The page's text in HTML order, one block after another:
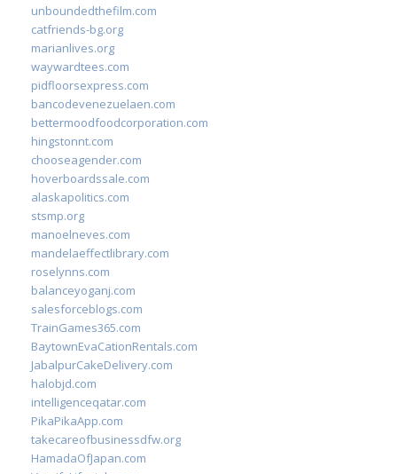
unboundedthefilm.com
catfriends-bg.org
marianlives.org
waywardtees.com
pidfloorsexpress.com
bancodevenezuelaen.com
bettermoodfoodcorporation.com
hingstonnt.com
chooseagender.com
hoverboardssale.com
alaskapolitics.com
stsmp.org
manoelneves.com
mandelaeffectlibrary.com
roselynns.com
balanceyoganj.com
salesforceblogs.com
TrainGames365.com
BaytownEvaCationRentals.com
JabalpurCakeDelivery.com
halobjd.com
intelligenceqatar.com
PikaPikaApp.com
takecareofbusinessdfw.org
HamadaOfJapan.com